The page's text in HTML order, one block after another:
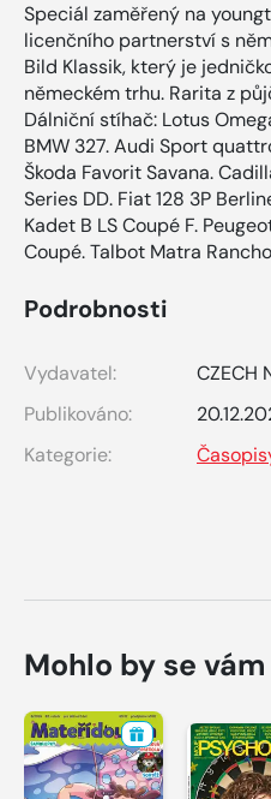
Speciál zaměřený na
licenčního partnerství s
Bild Klassik, který je
německém trhu. Rarita z
Dálniční stíhač: Lotus
BMW 327. Audi Sport
Škoda Favorit Savana.
Series DD. Fiat 128 3P
Kadet B LS Coupé F.
Coupé. Talbot Matra
Podrobnosti
Vydavatel:
CZECH
Publikováno:
Kategorie:
Mohlo by se